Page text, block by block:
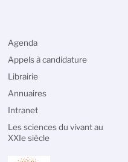
Agenda
Appels à candidature
Librairie
Annuaires
Intranet
Les sciences du vivant au
XXIe siècle